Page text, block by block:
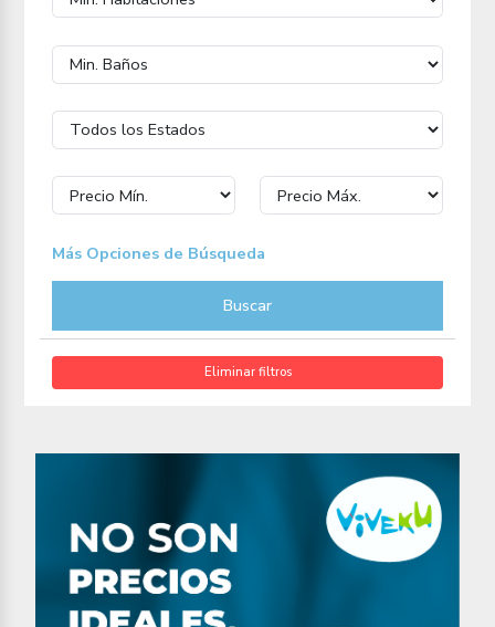
Más Opciones de Búsqueda
Buscar
Eliminar filtros